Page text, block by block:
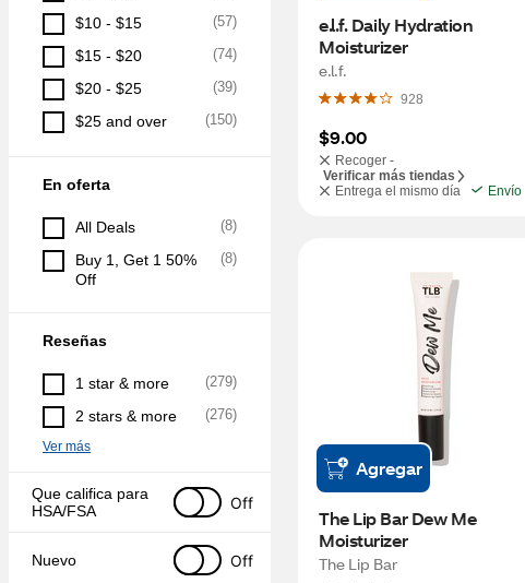
$10 - $15 (57)
$15 - $20 (74)
$20 - $25 (39)
$25 and over (150)
En oferta
All Deals (8)
Buy 1, Get 1 50%
Off
(8)
Reseñas
1 star & more (279)
2 stars & more (276)
Ver más
Que califica para
HSA/FSA
Off
Nuevo Off
e.l.f. Daily Hydration
Moisturizer
e.l.f.
928
$9.00
Recoger -
Verificar más tiendas
Entrega el mismo día
Envío
Agregar
The Lip Bar Dew Me
Moisturizer
The Lip Bar